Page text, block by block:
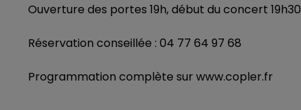
Ouverture des portes 19h, début du concert 19h30
Réservation conseillée : 04 77 64 97 68
Programmation complète sur www.copler.fr